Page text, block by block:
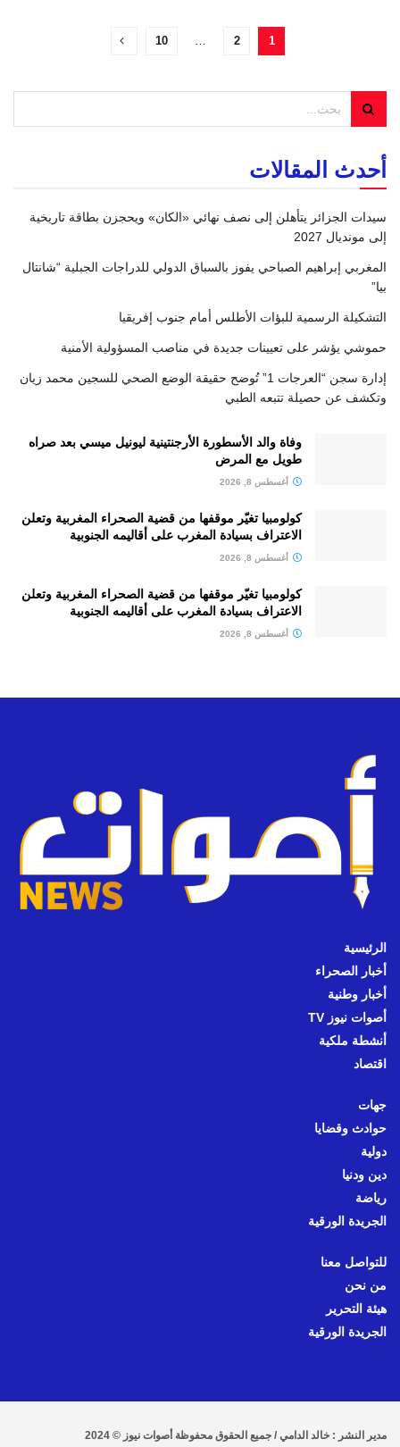
1
2
…
10
أحدث المقالات
سيدات الجزائر يتأهلن إلى نصف نهائي «الكان» ويحجزن بطاقة تاريخية
إلى مونديال 2027
المغربي إبراهيم الصباحي يفوز بالسباق الدولي للدراجات الجبلية “شانتال
بيا”
التشكيلة الرسمية للبؤات الأطلس أمام جنوب إفريقيا
حموشي يؤشر على تعيينات جديدة في مناصب المسؤولية الأمنية
إدارة سجن “العرجات 1” تُوضح حقيقة الوضع الصحي للسجين محمد زيان
وتكشف عن حصيلة تتبعه الطبي
وفاة والد الأسطورة الأرجنتينية ليونيل ميسي بعد صراه
طويل مع المرض
أغسطس 8, 2026
كولومبيا تغيّر موقفها من قضية الصحراء المغربية وتعلن
الاعتراف بسيادة المغرب على أقاليمه الجنوبية
أغسطس 8, 2026
كولومبيا تغيّر موقفها من قضية الصحراء المغربية وتعلن
الاعتراف بسيادة المغرب على أقاليمه الجنوبية
أغسطس 8, 2026
الرئيسية
أخبار الصحراء
أخبار وطنية
أصوات نيوز TV
أنشطة ملكية
اقتصاد
جهات
حوادث وقضايا
دولية
دين ودنيا
رياضة
الجريدة الورقية
للتواصل معنا
من نحن
هيئة التحرير
الجريدة الورقية
مدير النشر : خالد الدامي / جميع الحقوق محفوظة أصوات نيوز © 2024